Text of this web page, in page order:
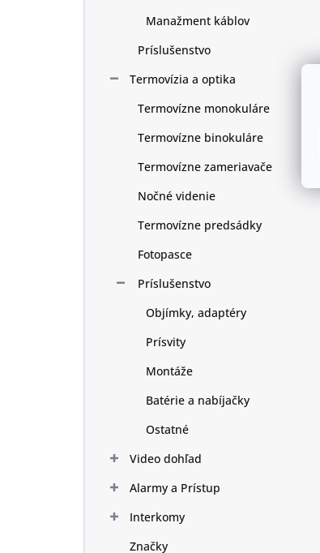
Manažment káblov
Príslušenstvo
Termovízia a optika
Termovízne monokuláre
Termovízne binokuláre
Termovízne zameriavače
Nočné videnie
Termovízne predsádky
Fotopasce
Príslušenstvo
Objímky, adaptéry
Prísvity
Montáže
Batérie a nabíjačky
Ostatné
Video dohľad
Alarmy a Prístup
Interkomy
Značky